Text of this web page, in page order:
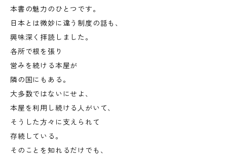
本書の魅力のひとつです。
日本とは微妙に違う制度の話も、
興味深く拝読しました。
各所で根を張り
営みを続ける本屋が
隣の国にもある。
大多数ではないにせよ、
本屋を利用し続ける人がいて、
そうした方々に支えられて
存続している。
そのことを知れるだけでも、